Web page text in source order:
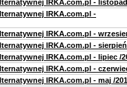
IRKA.com.pl -
IRKA.com.pl -
IRKA.com.pl -
IRKA.com.pl -
IRKA.com.pl - lipiec /
IRKA.com.pl -
IRKA.com.pl - maj /